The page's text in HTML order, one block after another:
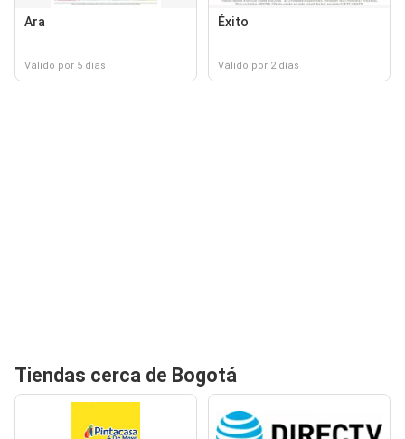
Ara
Válido por 5 días
Éxito
Válido por 2 días
Tiendas cerca de Bogotá